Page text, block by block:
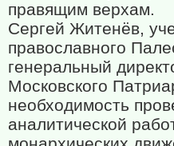
правящим верхам.
Сергей Житенёв,
православного
генеральный
Московского
необходимость
аналитической